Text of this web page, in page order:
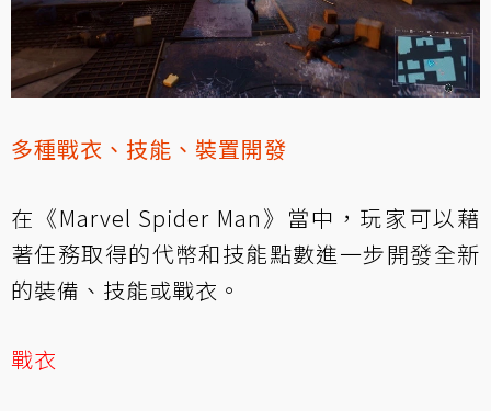
多種戰衣、技能、裝置開發
在《Marvel Spider Man》當中，玩家可以藉
著任務取得的代幣和技能點數進一步開發全新
的裝備、技能或戰衣。
戰衣